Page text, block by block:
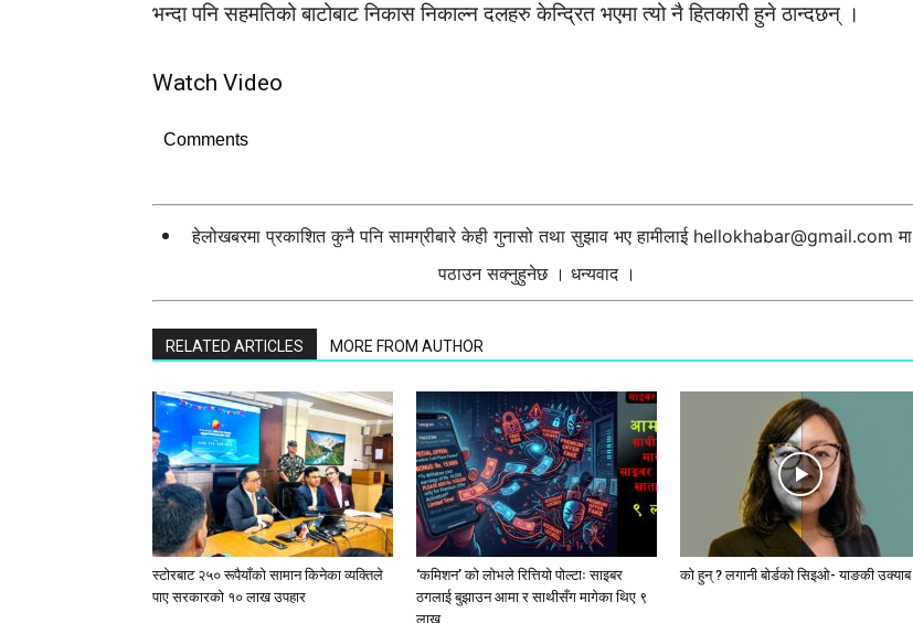
भन्दा पनि सहमतिको बाटोबाट निकास निकाल्न दलहरु केन्द्रित भएमा त्यो नै हितकारी हुने ठान्दछन् ।
Watch Video
Comments
हेलोखबरमा प्रकाशित कुनै पनि सामग्रीबारे केही गुनासो तथा सुझाव भए हामीलाई hellokhabar@gmail.com मा
पठाउन सक्नुहुनेछ । धन्यवाद ।
RELATED ARTICLES MORE FROM AUTHOR
स्टाेरबाट २५० रूपैयाँको सामान किनेका व्यक्तिले
पाए सरकारको १० लाख उपहार
‘कमिशन’ को लोभले रित्तियो पोल्टाः साइबर
ठगलाई बुझाउन आमा र साथीसँग मागेका थिए ९
लाख
को हुन् ? लगानी बोर्डको सिइओ- याङकी उक्याब